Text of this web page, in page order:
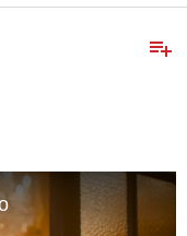
playlist_add